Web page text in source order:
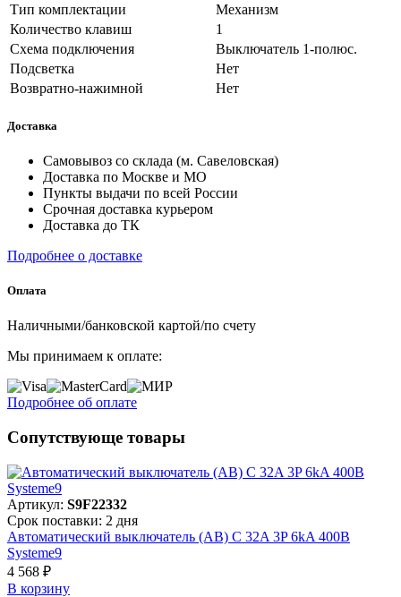
Тип комплектации
Механизм
Количество клавиш
1
Схема подключения
Выключатель 1-полюс.
Подсветка
Нет
Возвратно-нажимной
Нет
Доставка
Самовывоз со склада (м. Савеловская)
Доставка по Москве и МО
Пункты выдачи по всей России
Срочная доставка курьером
Доставка до ТК
Подробнее о доставке
Оплата
Наличными/банковской картой/по счету
Мы принимаем к оплате:
Подробнее об оплате
Сопутствующе товары
Артикул: S9F22332
Срок поставки: 2 дня
Автоматический выключатель (АВ) C 32A 3P 6kA 400В
Systeme9
4 568 ₽
В корзинy